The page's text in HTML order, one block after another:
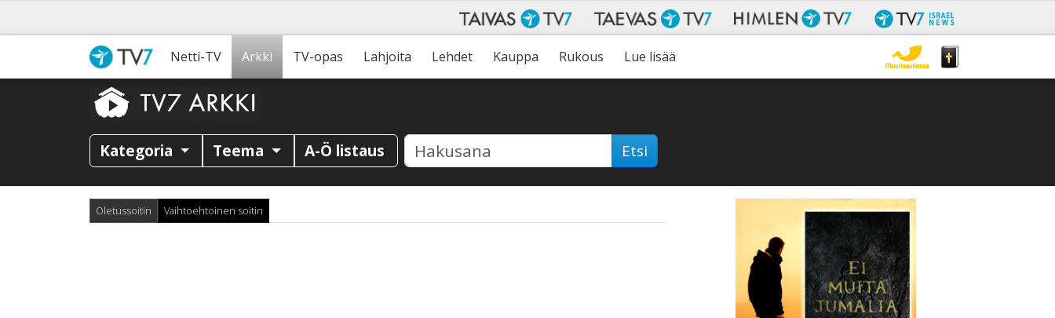
Netti-TV Arkki TV-opas Lahjoita Lehdet Kauppa Rukous Lue lisää
Kategoria Teema A-Ö listaus Etsi
Oletussoitin Vaihtoehtoinen soitin